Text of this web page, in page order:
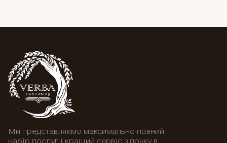
Ми представляємо максимально повний
набір послуг і кращий сервіс з друку в